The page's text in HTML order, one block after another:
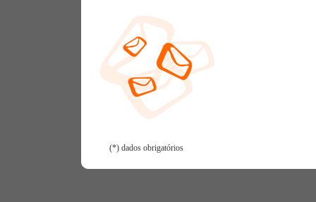
(*) dados obrigatórios